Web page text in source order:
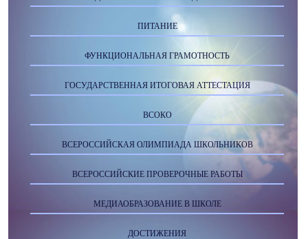
ПИТАНИЕ
ФУНКЦИОНАЛЬНАЯ ГРАМОТНОСТЬ
ГОСУДАРСТВЕННАЯ ИТОГОВАЯ АТТЕСТАЦИЯ
ВСОКО
ВСЕРОССИЙСКАЯ ОЛИМПИАДА ШКОЛЬНИКОВ
ВСЕРОССИЙСКИЕ ПРОВЕРОЧНЫЕ РАБОТЫ
МЕДИАОБРАЗОВАНИЕ В ШКОЛЕ
ДОСТИЖЕНИЯ